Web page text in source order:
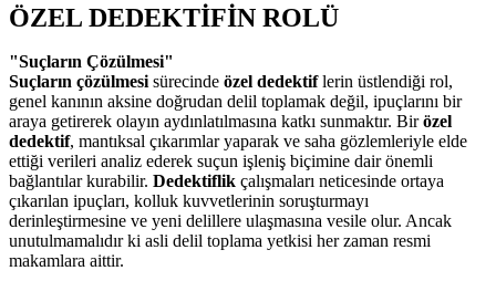
ÖZEL DEDEKTİFİN ROLÜ
"Suçların Çözülmesi"
Suçların çözülmesi sürecinde özel dedektiflerin üstlendiği rol,
genel kanının aksine doğrudan delil toplamak değil, ipuçlarını bir
araya getirerek olayın aydınlatılmasına katkı sunmaktır. Birözel
dedektif, mantıksal çıkarımlar yaparak ve saha gözlemleriyle elde
ettiği verileri analiz ederek suçun işleniş biçimine dair önemli
bağlantılar kurabilir. Dedektiflik çalışmaları neticesinde ortaya
çıkarılan ipuçları, kolluk kuvvetlerinin soruşturmayı
derinleştirmesine ve yeni delillere ulaşmasına vesile olur. Ancak
unutulmamalıdır ki asli delil toplama yetkisi her zaman resmi
makamlara aittir.